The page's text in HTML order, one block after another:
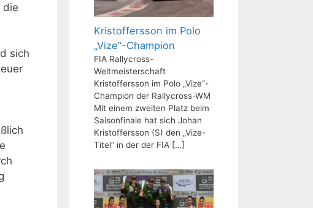
die
sich
Kristoffersson im Polo
„Vize“-Champion
FIA Rallycross-
Weltmeisterschaft
Kristoffersson im Polo „Vize“-
Champion der Rallycross-WM
Mit einem zweiten Platz beim
Saisonfinale hat sich Johan
Kristoffersson (S) den „Vize-
Titel“ in der der FIA […]